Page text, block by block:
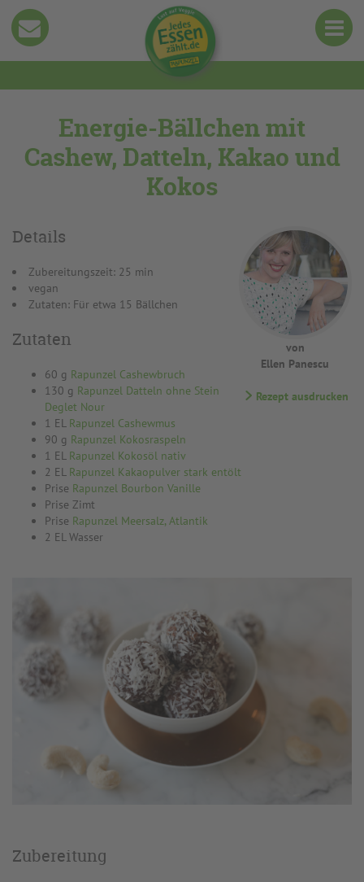
Energie-Bällchen mit
Cashew, Datteln, Kakao und
Kokos
von
Ellen Panescu
Rezept ausdrucken
Details
Zubereitungszeit: 25 min
vegan
Zutaten: Für etwa 15 Bällchen
Zutaten
60 g Rapunzel Cashewbruch
130 g Rapunzel Datteln ohne Stein
Deglet Nour
1 EL Rapunzel Cashewmus
90 g Rapunzel Kokosraspeln
1 EL Rapunzel Kokosöl nativ
2 EL Rapunzel Kakaopulver stark entölt
Prise Rapunzel Bourbon Vanille
Prise Zimt
Prise Rapunzel Meersalz, Atlantik
2 EL Wasser
Zubereitung